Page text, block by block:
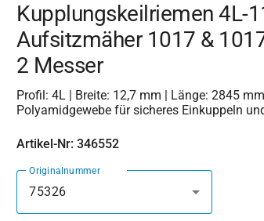
Kupplungskeilriemen 4L-
Aufsitzmäher 1017 &
2 Messer
Profil: 4L | Breite: 12,7 mm | Länge: 2845
Polyamidgewebe für sicheres Einkuppeln
Artikel-Nr: 346552
Originalnummer
75326